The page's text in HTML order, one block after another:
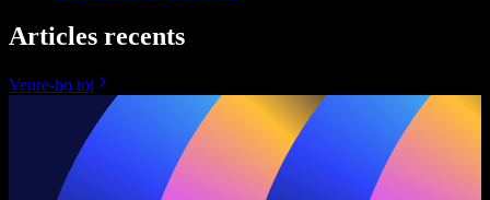
Articles recents
Veure-ho tot